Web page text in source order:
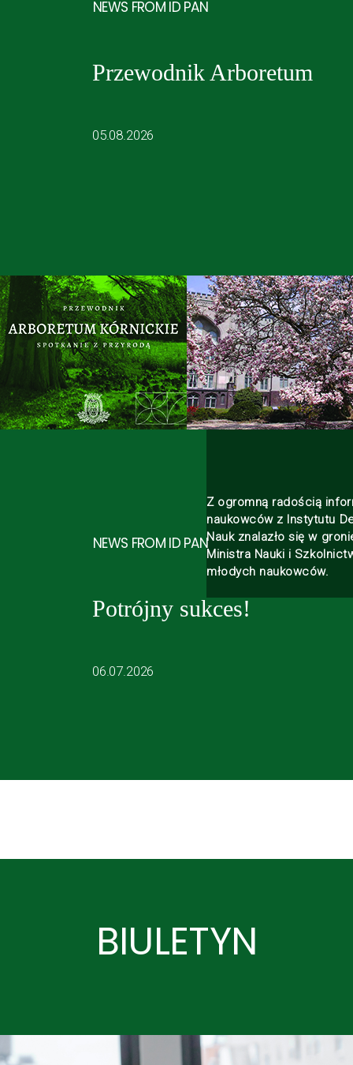
NEWS FROM ID PAN
Przewodnik Arboretum
05.08.2026
Z ogromną radością
naukowców z Instytutu
Nauk znalazło się w
Ministra Nauki i
młodych naukowców.
NEWS FROM ID PAN
Potrójny sukces!
06.07.2026
Z ogromną radością
BIULETYN